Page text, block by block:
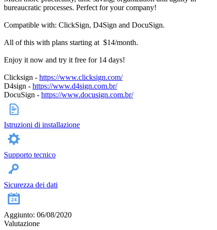
bureaucratic processes. Perfect for your company!
Compatible with: ClickSign, D4Sign and DocuSign.
All of this with plans starting at $14/month.
Enjoy it now and try it free for 14 days!
Clicksign - https://www.clicksign.com/
D4sign - https://www.d4sign.com.br/
DocuSign - https://www.docusign.com.br/
Istruzioni di installazione
Supporto tecnico
Sicurezza dei dati
Aggiunto: 06/08/2020
Valutazione